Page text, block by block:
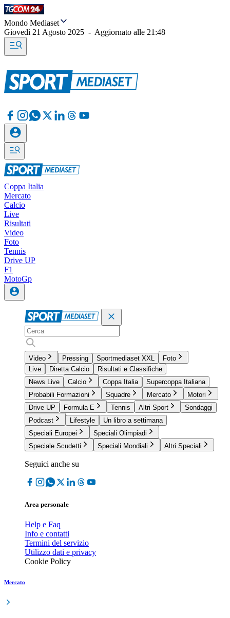
Mondo Mediaset
Giovedì 21 Agosto 2025 - Aggiornato alle 21:48
Coppa Italia
Mercato
Calcio
Live
Risultati
Video
Foto
Tennis
Drive UP
F1
MotoGp
Video Pressing Sportmediaset XXL
Foto
Live
Diretta Calcio
Risultati e Classifiche
News Live
Calcio Coppa Italia
Supercoppa Italiana
Probabili Formazioni
Squadre Mercato
Motori
Drive UP
Formula E Tennis Altri Sport
Sondaggi
Podcast
Lifestyle
Un libro a settimana
Speciali Europei
Speciali Olimpiadi
Speciale Scudetti
Speciali Mondiali Altri Speciali
Seguici anche su
Area personale
Help e Faq
Info e contatti
Termini del servizio
Utilizzo dati e privacy
Cookie Policy
Mercato